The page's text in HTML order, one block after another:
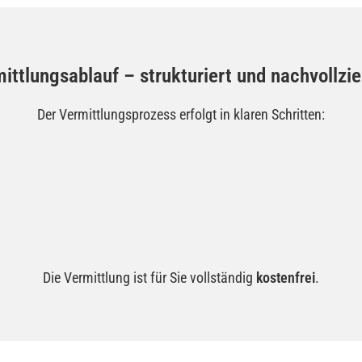
– strukturiert und
Der Vermittlungsprozess erfolgt in klaren Schritten:
Die Vermittlung ist für Sie vollständig kostenfrei.